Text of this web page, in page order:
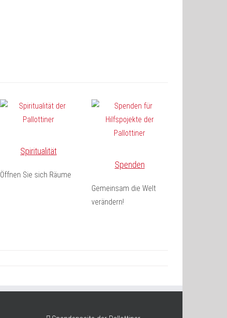
Spiritualität
Öffnen Sie sich Räume
Spenden
Gemeinsam die Welt
verändern!